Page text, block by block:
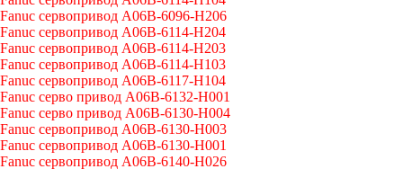
Fanuc сервопривод A06B-6096-H206
Fanuc сервопривод A06B-6114-H204
Fanuc сервопривод A06B-6114-H203
Fanuc сервопривод A06B-6114-H103
Fanuc сервопривод A06B-6117-H104
Fanuc серво привод A06B-6132-H001
Fanuc серво привод A06B-6130-H004
Fanuc сервопривод A06B-6130-H003
Fanuc сервопривод A06B-6130-H001
Fanuc сервопривод A06B-6140-H026